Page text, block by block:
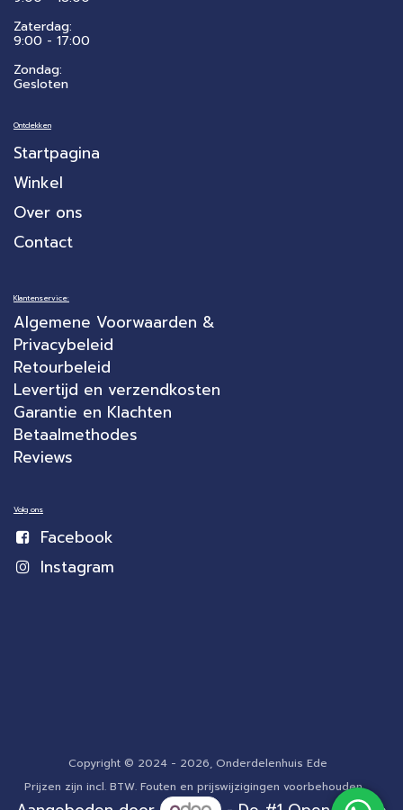
Zaterdag:
​9:00 - 17:00
Zondag:
Gesloten
Ontdekken
Startpagina
Winkel
Over ons
Contact
Klantenservice:
Algemene Voorwaarden &
Privacybeleid
Retourbeleid
Levertijd en verzendkosten
Garantie en Klachten
Betaalmethodes
Reviews
Volg ons
Facebook
Instagram
Copyright © 2024 - 2026, Onderdelenhuis Ede
Prijzen zijn incl. BTW. Fouten en prijswijzigingen voorbehouden.